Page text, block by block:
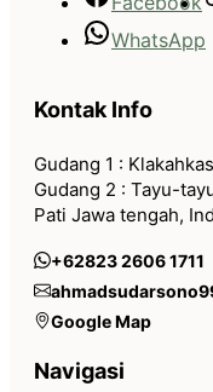
WhatsApp
Kontak Info
Gudang 1 :
Gudang 2 : Tayu-
Pati Jawa tengah,
+62823 2606 1711
Google Map
Navigasi